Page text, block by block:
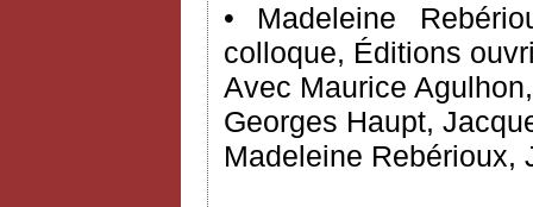
• Madeleine
colloque, Éditions
Avec Maurice
Georges Haupt,
Madeleine Rebérioux,